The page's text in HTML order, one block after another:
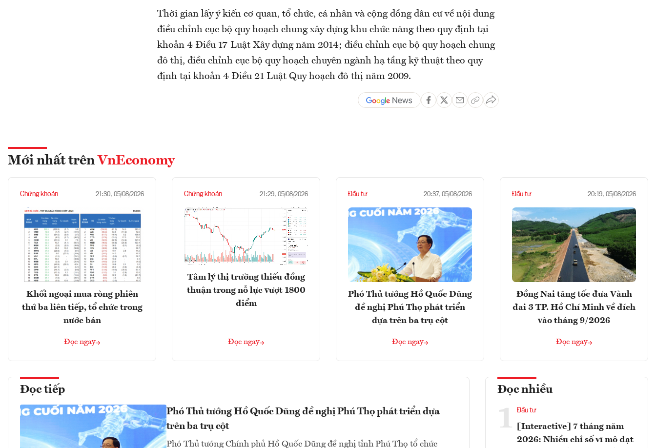
Thời gian lấy ý kiến cơ quan, tổ chức, cá nhân và cộng đồng dân cư về nội dung
điều chỉnh cục bộ quy hoạch chung xây dựng khu chức năng theo quy định tại
khoản 4 Điều 17 Luật Xây dựng năm 2014; điều chỉnh cục bộ quy hoạch chung
đô thị, điều chỉnh cục bộ quy hoạch chuyên ngành hạ tầng kỹ thuật theo quy
định tại khoản 4 Điều 21 Luật Quy hoạch đô thị năm 2009.
Mới nhất trên VnEconomy
Chứng khoán 21:30, 05/08/2026
Khối ngoại mua ròng phiên
thứ ba liên tiếp, tổ chức trong
nước bán
Đọc ngay
Chứng khoán 21:29, 05/08/2026
Tâm lý thị trường thiếu đồng
thuận trong nỗ lực vượt 1800
điểm
Đọc ngay
Đầu tư 20:37, 05/08/2026
Phó Thủ tướng Hồ Quốc Dũng
đề nghị Phú Thọ phát triển
dựa trên ba trụ cột
Đọc ngay
Đầu tư 20:19, 05/08/2026
Đồng Nai tăng tốc đưa Vành
đai 3 TP. Hồ Chí Minh về đích
vào tháng 9/2026
Đọc ngay
Đọc tiếp
Phó Thủ tướng Hồ Quốc Dũng đề nghị Phú Thọ phát triển dựa
trên ba trụ cột
Phó Thủ tướng Chính phủ Hồ Quốc Dũng đề nghị tỉnh Phú Thọ tổ chức
Đọc nhiều
1 Đầu tư
[Interactive] 7 tháng năm
2026: Nhiều chỉ số vĩ mô đạt